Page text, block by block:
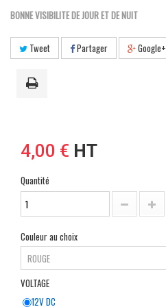
BONNE VISIBILITE DE JOUR ET DE NUIT
Tweet Partager Google+
4,00 € HT
Quantité
Couleur au choix
VOLTAGE
12V DC